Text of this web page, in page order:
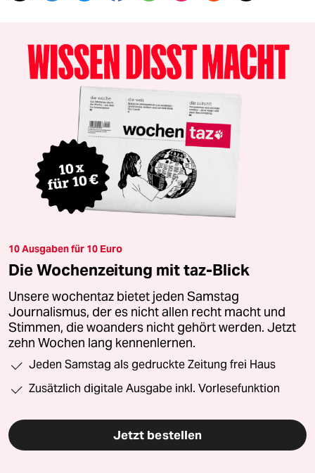
10 Ausgaben für 10 Euro
Die Wochenzeitung mit taz-Blick
Unsere wochentaz bietet jeden Samstag
Journalismus, der es nicht allen recht macht und
Stimmen, die woanders nicht gehört werden. Jetzt
zehn Wochen lang kennenlernen.
Jeden Samstag als gedruckte Zeitung frei Haus
Zusätzlich digitale Ausgabe inkl. Vorlesefunktion
Jetzt bestellen